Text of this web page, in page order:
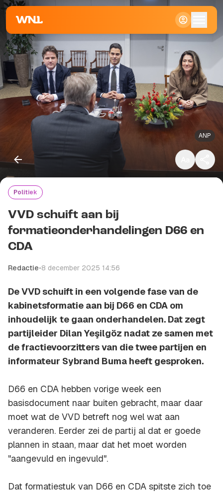
ANP
Klein
Standaard
Groot
Politiek
VVD schuift aan bij
formatieonderhandelingen D66 en
CDA
Redactie•8 december 2025 14:56
De VVD schuift in een volgende fase van de
kabinetsformatie aan bij D66 en CDA om
inhoudelijk te gaan onderhandelen. Dat zegt
partijleider Dilan Yeşilgöz nadat ze samen met
de fractievoorzitters van die twee partijen en
informateur Sybrand Buma heeft gesproken.
D66 en CDA hebben vorige week een
basisdocument naar buiten gebracht, maar daar
moet wat de VVD betreft nog wel wat aan
veranderen. Eerder zei de partij al dat er goede
plannen in staan, maar dat het moet worden
"aangevuld en ingevuld".
Dat formatiestuk van D66 en CDA spitste zich toe